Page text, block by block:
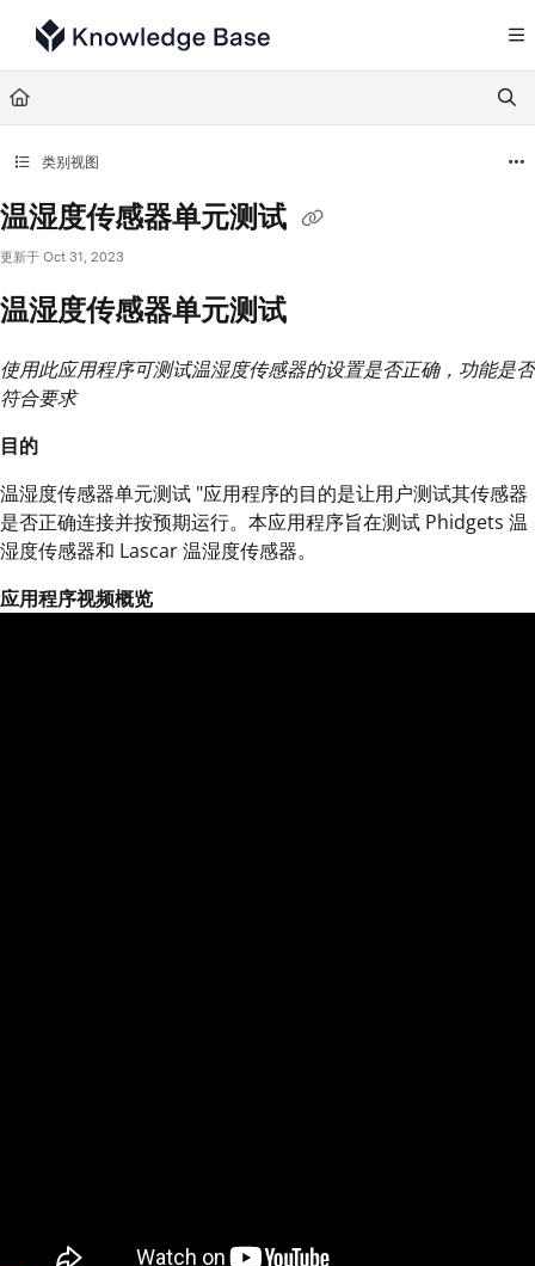
Documentation Index
Fetch the complete documentation index at:
Use this file to discover all available pages before exploring further.
类别视图
温湿度传感器单元测试
更新于 Oct 31, 2023
温湿度传感器单元测试
使用此应用程序可测试温湿度传感器的设置是否正确，功能是否
符合要求
目的
温湿度传感器单元测试 "应用程序的目的是让用户测试其传感器
是否正确连接并按预期运行。本应用程序旨在测试 Phidgets 温
湿度传感器和 Lascar 温湿度传感器。
应用程序视频概览